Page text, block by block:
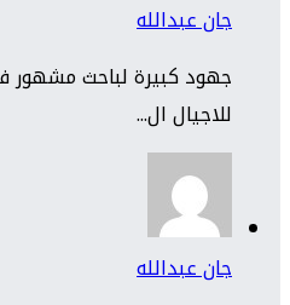
جان عبدالله
جهود كبيرة لباحث مشهور
للاجيال ال...
جان عبدالله